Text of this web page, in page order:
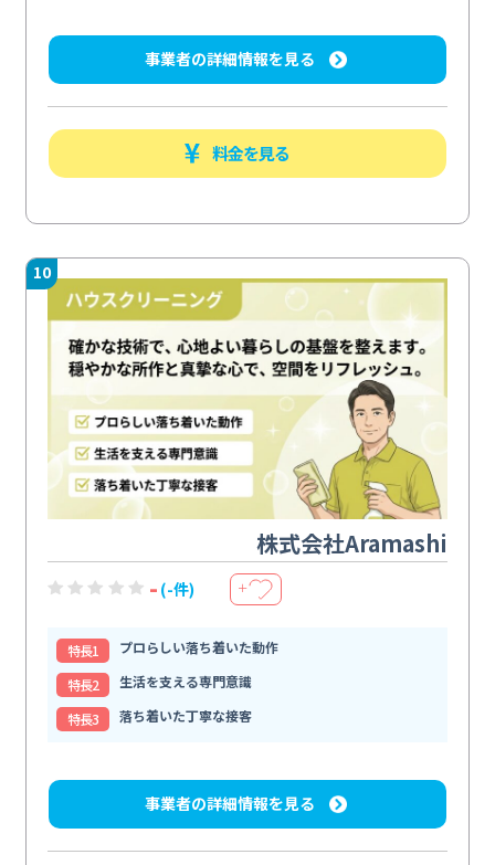
事業者の詳細情報を見る
料金を見る
10
株式会社Aramashi
- (-件) ＋
特⻑1
プロらしい落ち着いた動作
特⻑2
生活を支える専門意識
特⻑3
落ち着いた丁寧な接客
事業者の詳細情報を見る